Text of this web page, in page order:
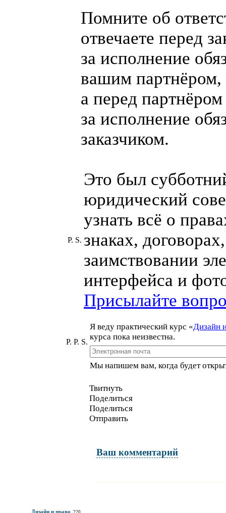
Помните об
отвечаете перед
за исполнение
вашим партнёром,
а перед
за исполнение
заказчиком.
P. S.
Это был
юридический
узнать всё о
знаках,
заимствовании
интерфейса и
Присылайте
P. P. S.
Я веду практический курс «Дизайн
курса пока неизвестна.
Мы напишем вам, когда будет
Твитнуть
Поделиться
Поделиться
Отправить
Ваш комментарий
Дизайн и право